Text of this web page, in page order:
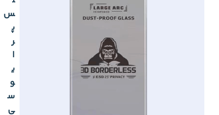
س
پ
ر
ا
ی
و
س
ی